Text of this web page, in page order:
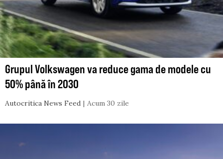
Grupul Volkswagen va reduce gama de modele cu
50% până în 2030
Autocritica News Feed Acum 30 zile